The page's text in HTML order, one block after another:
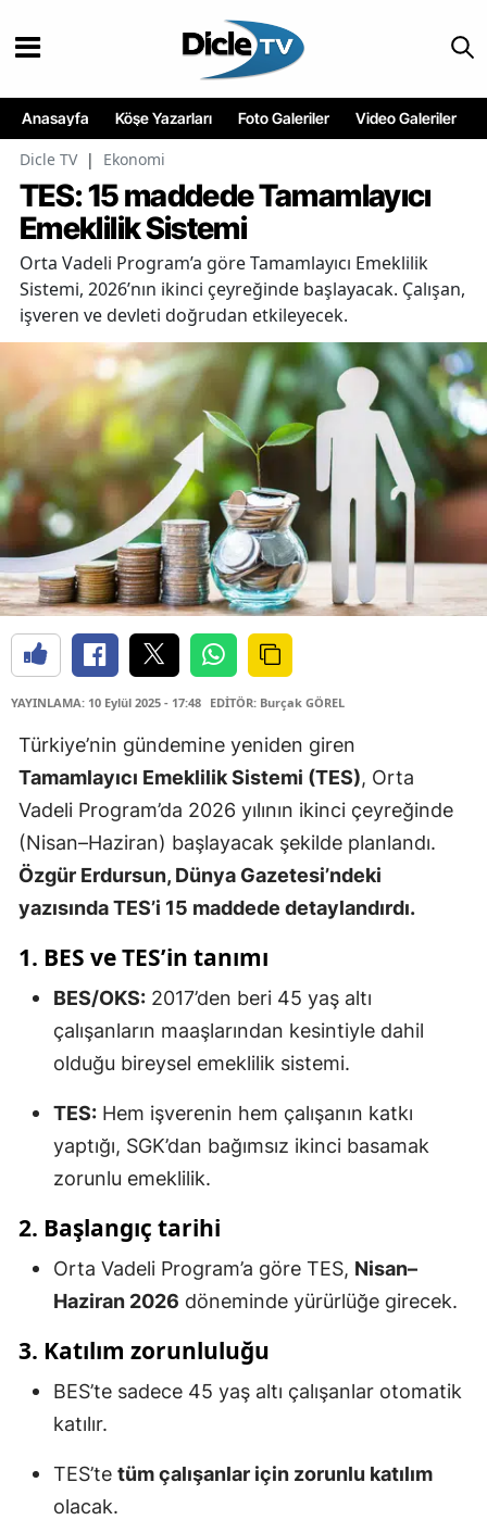
Anasayfa Köşe Yazarları Foto Galeriler Video Galeriler
Dicle TV | Ekonomi
TES: 15 maddede Tamamlayıcı
Emeklilik Sistemi
Orta Vadeli Program’a göre Tamamlayıcı Emeklilik
Sistemi, 2026’nın ikinci çeyreğinde başlayacak. Çalışan,
işveren ve devleti doğrudan etkileyecek.
YAYINLAMA: 10 Eylül 2025 - 17:48 EDİTÖR: Burçak GÖREL
Türkiye’nin gündemine yeniden giren
Tamamlayıcı Emeklilik Sistemi (TES), Orta
Vadeli Program’da 2026 yılının ikinci çeyreğinde
(Nisan–Haziran) başlayacak şekilde planlandı.
Özgür Erdursun, Dünya Gazetesi’ndeki
yazısında TES’i 15 maddede detaylandırdı.
1. BES ve TES’in tanımı
BES/OKS: 2017’den beri 45 yaş altı
çalışanların maaşlarından kesintiyle dahil
olduğu bireysel emeklilik sistemi.
TES: Hem işverenin hem çalışanın katkı
yaptığı, SGK’dan bağımsız ikinci basamak
zorunlu emeklilik.
2. Başlangıç tarihi
Orta Vadeli Program’a göre TES, Nisan–
Haziran 2026 döneminde yürürlüğe girecek.
3. Katılım zorunluluğu
BES’te sadece 45 yaş altı çalışanlar otomatik
katılır.
TES’te tüm çalışanlar için zorunlu katılım
olacak.